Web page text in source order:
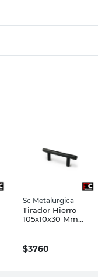
Sc Metalurgica
Tirador Hierro
105x10x30 Mm
$3760